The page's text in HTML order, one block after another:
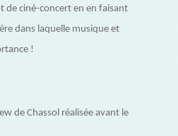
de ciné-concert en en faisant
dans laquelle musique et
!
de Chassol réalisée avant le